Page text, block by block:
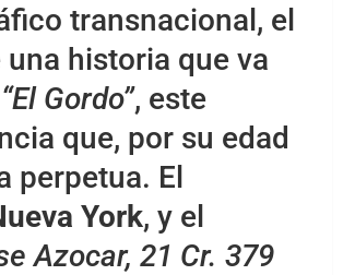
transnacional, el
una historia que va
“El Gordo”, este
que, por su edad
perpetua. El
York, y el
Azocar, 21 Cr. 379